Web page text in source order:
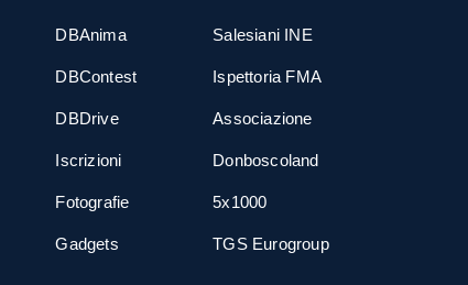
DBAnima
DBContest
DBDrive
Iscrizioni
Fotografie
Gadgets
Salesiani INE
Ispettoria FMA
Associazione
Donboscoland
5x1000
TGS Eurogroup